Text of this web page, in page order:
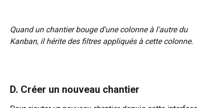
Quand un chantier bouge d'une colonne à l'autre du
Kanban, il hérite des filtres appliqués à cette colonne.
D. Créer un nouveau chantier